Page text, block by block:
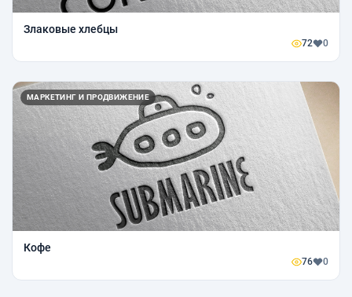
Злаковые хлебцы
72 0
МАРКЕТИНГ И ПРОДВИЖЕНИЕ
Кофе
76 0